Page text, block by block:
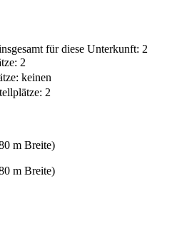
für diese Unterkunft: 2
2
keinen
2
m Breite)
m Breite)